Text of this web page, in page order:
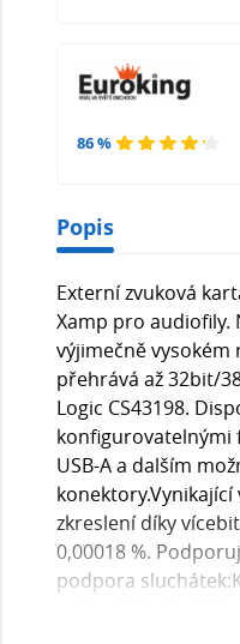
86 %
Popis
Externí zvuková
Xamp pro audiofily.
výjimečně vysokém
přehrává až 32bit/
Logic CS43198.
konfigurovatelnými
USB-A a dalším
zkreslení díky
0,00018 %.
podpora
včetně high-